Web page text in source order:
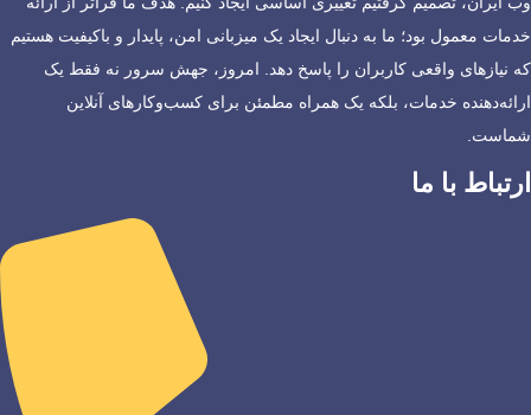
خدمات معمول بود؛ ما به دنبال ایجاد یک میزبانی امن، پایدار و باکیفیت هستیم
که نیازهای واقعی کاربران را پاسخ دهد. امروز، جهش سرور نه فقط یک
ارائه‌دهنده خدمات، بلکه یک همراه مطمئن برای کسب‌وکارهای آنلاین
شماست.
ارتباط با ما